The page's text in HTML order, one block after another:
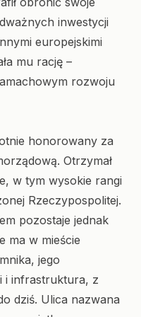
inwestycji
europejskimi
mu rację –
rozwoju
honorowany za
Otrzymał
w tym wysokie rangi
Rzeczypospolitej.
pozostaje jednak
ma w mieście
jego
i infrastruktura, z
dziś. Ulica nazwana